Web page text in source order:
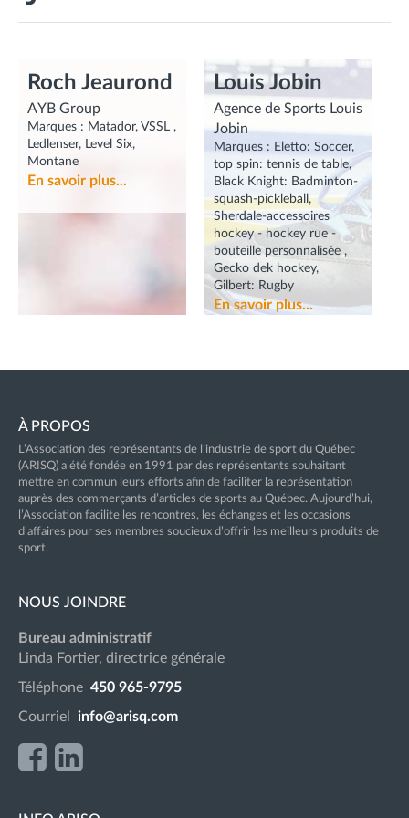
Roch Jeaurond
AYB Group
Marques : Matador, VSSL ,
Ledlenser, Level Six,
Montane
En savoir plus...
Louis Jobin
Agence de Sports Louis
Jobin
Marques : Eletto: Soccer,
top spin: tennis de table,
Black Knight: Badminton-
squash-pickleball,
Sherdale-accessoires
hockey - hockey rue -
bouteille personnalisée ,
Gecko dek hockey,
Gilbert: Rugby
En savoir plus...
À PROPOS
L’Association des représentants de l’industrie de sport du Québec
(ARISQ) a été fondée en 1991 par des représentants souhaitant
mettre en commun leurs efforts afin de faciliter la représentation
auprès des commerçants d’articles de sports au Québec. Aujourd’hui,
l’Association facilite les rencontres, les échanges et les occasions
d’affaires pour ses membres soucieux d’offrir les meilleurs produits de
sport.
NOUS JOINDRE
Bureau administratif
Linda Fortier, directrice générale
Téléphone 450 965-9795
Courriel info@arisq.com